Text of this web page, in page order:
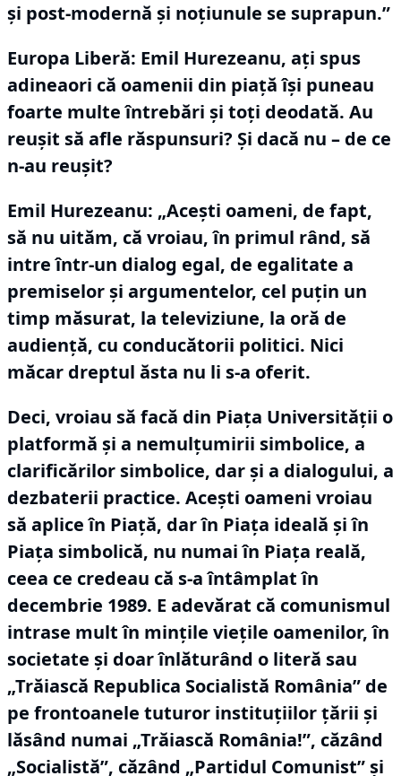
și post-modernă și noțiunule se suprapun.”
Europa Liberă: Emil Hurezeanu, ați spus
adineaori că oamenii din piață își puneau
foarte multe întrebări și toți deodată. Au
reușit să afle răspunsuri? Și dacă nu – de ce
n-au reușit?
Emil Hurezeanu: „Acești oameni, de fapt,
să nu uităm, că vroiau, în primul rând, să
intre într-un dialog egal, de egalitate a
premiselor și argumentelor, cel puțin un
timp măsurat, la televiziune, la oră de
audiență, cu conducătorii politici. Nici
măcar dreptul ăsta nu li s-a oferit.
Deci, vroiau să facă din Piața Universității o
platformă și a nemulțumirii simbolice, a
clarificărilor simbolice, dar și a dialogului, a
dezbaterii practice. Acești oameni vroiau
să aplice în Piață, dar în Piața ideală și în
Piața simbolică, nu numai în Piața reală,
ceea ce credeau că s-a întâmplat în
decembrie 1989. E adevărat că comunismul
intrase mult în mințile viețile oamenilor, în
societate și doar înlăturând o literă sau
„Trăiască Republica Socialistă România” de
pe frontoanele tuturor instituțiilor țării și
lăsând numai „Trăiască România!”, căzând
„Socialistă”, căzând „Partidul Comunist” și